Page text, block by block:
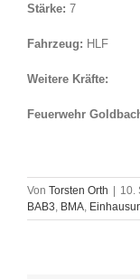
Stärke: 7
Fahrzeug: HLF
Weitere Kräfte:
Feuerwehr
Von Torsten Orth | 10.
BAB3, BMA,